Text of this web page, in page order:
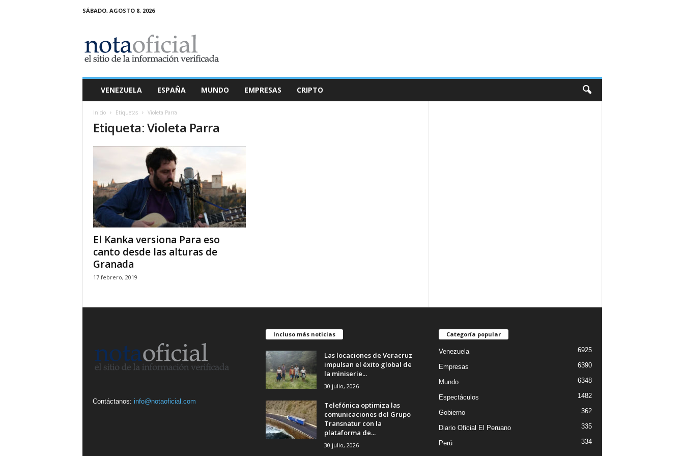
SÁBADO, AGOSTO 8, 2026
a
O
VENEZUELA ESPAÑA MUNDO EMPRESAS CRIPTO
Inicio Etiquetas Violeta Parra
Etiqueta: Violeta Parra
El Kanka versiona Para eso
canto desde las alturas de
Granada
17 febrero, 2019
Contáctanos: info@notaoficial.com
Incluso más noticias
Las locaciones de Veracruz
impulsan el éxito global de
la miniserie...
30 julio, 2026
Telefónica optimiza las
comunicaciones del Grupo
Transnatur con la
plataforma de...
30 julio, 2026
Categoría popular
Venezuela 6925
Empresas 6390
Mundo 6348
Espectáculos 1482
Gobierno 362
Diario Oficial El Peruano 335
Perú 334